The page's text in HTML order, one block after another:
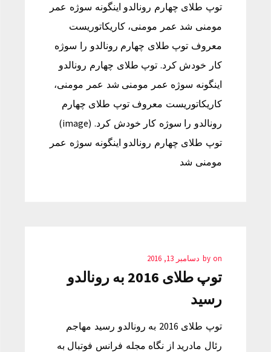
توپ طلای چهارم رونالدو اینگونه سوژه عمر
مومنی شد عمر مومنی، کاریکاتوریست
معروف توپ طلای چهارم رونالدو را سوژه
کار خودش کرد. توپ طلای چهارم رونالدو
اینگونه سوژه عمر مومنی شد عمر مومنی،
کاریکاتوریست معروف توپ طلای چهارم
رونالدو را سوژه کار خودش کرد. (image)
توپ طلای چهارم رونالدو اینگونه سوژه عمر
مومنی شد
by on دسامبر 13, 2016
توپ طلای 2016 به رونالدو
رسید
توپ طلای 2016 به رونالدو رسید مهاجم
رئال مادرید از نگاه مجله فرانس فوتبال به